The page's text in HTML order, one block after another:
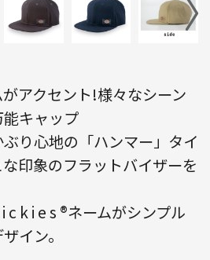
アクセント!様々なシーン
キャップ
り心地の「ハンマー」タイ
印象のフラットバイザーを
c k i e s ®ネームがシンプル
イン。